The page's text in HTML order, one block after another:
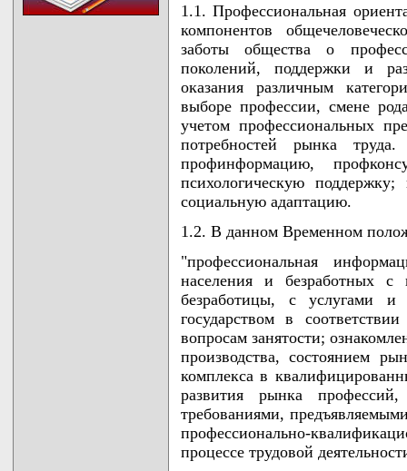
1.1. Профессиональная
компонентов
заботы общества о
поколений, поддержки и
оказания различным
выборе профессии, смене
учетом профессиональных
потребностей рынка
профинформацию,
психологическую
социальную адаптацию.
1.2. В данном Временном
"профессиональная
населения и безработных
безработицы, с услугами
государством в
вопросам занятости;
производства, состоянием
комплекса в
развития рынка
требованиями,
профессионально-
процессе трудовой